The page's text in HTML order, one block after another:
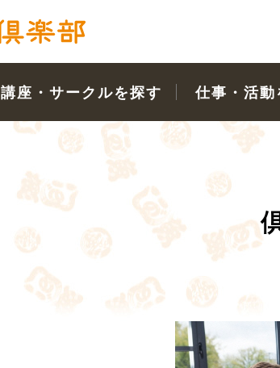
講座・サークルを探す 仕事・活動